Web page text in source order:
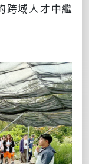
跨域人才中繼